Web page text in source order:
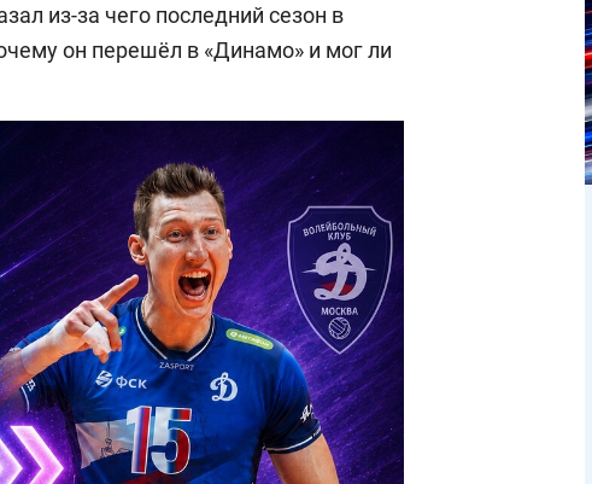
из-за чего последний сезон в
он перешёл в «Динамо» и мог ли